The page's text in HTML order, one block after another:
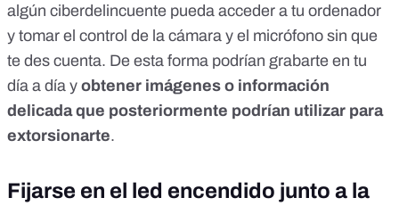
algún ciberdelincuente pueda acceder a tu ordenador
y tomar el control de la cámara y el micrófono sin que
te des cuenta. De esta forma podrían grabarte en tu
día a día y obtener imágenes o información
delicada que posteriormente podrían utilizar para
extorsionarte.
Fijarse en el led encendido junto a la